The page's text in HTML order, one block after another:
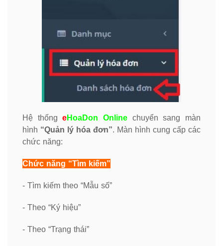
Hệ thốngeHoaDon Online chuyển sang màn
hình “Quản lý hóa đơn”. Màn hình cung cấp các
chức năng:
Chức năng “Tìm kiếm”
- Tìm kiếm theo “Mẫu số”
- Theo “Ký hiệu”
- Theo “Trạng thái”